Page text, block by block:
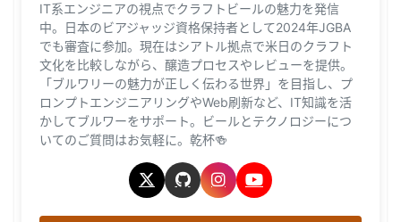
IT系エンジニアの視点でクラフトビールの魅力を発信
中。日本のビアジャッジ資格保持者として2024年JGBA
でも審査に参加。現在はシアトル拠点で米日のクラフト
文化を比較しながら、醸造プロセスやレビューを提供。
「ブルワリーの魅力が正しく伝わる世界」を目指し、プ
ロンプトエンジニアリングやWeb刷新など、IT知識を活
かしてブルワーをサポート。ビールとテクノロジーにつ
いてのご質問はお気軽に。乾杯🍻